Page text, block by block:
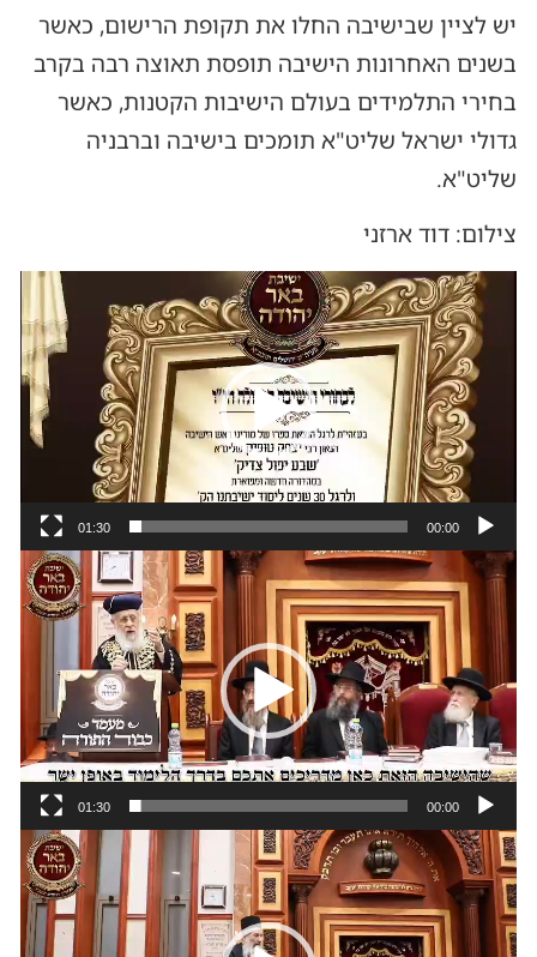
יש לציין שבישיבה החלו את תקופת הרישום, כאשר
בשנים האחרונות הישיבה תופסת תאוצה רבה בקרב
בחירי התלמידים בעולם הישיבות הקטנות, כאשר
גדולי ישראל שליט"א תומכים בישיבה וברבניה
שליט"א.
צילום: דוד ארזני
וידאו
00:00
01:30
נגן
וידאו
00:00
01:30
נגן
וידאו